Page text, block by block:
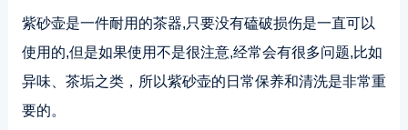
紫砂壶是一件耐用的茶器,只要没有磕破损伤是一直可以
使用的,但是如果使用不是很注意,经常会有很多问题,比如
异味、茶垢之类，所以紫砂壶的日常保养和清洗是非常重
要的。